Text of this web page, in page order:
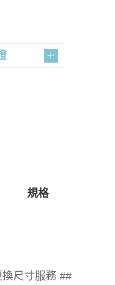
規格
尺寸服務 ##